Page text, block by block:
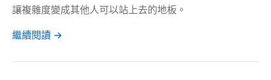
讓複雜度變成其他人可以站上去的地板。
繼續閱讀 →